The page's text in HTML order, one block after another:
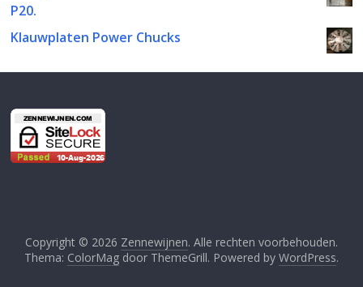
P20.
Klauwplaten Power Chucks
Copyright © 2026 Zennewijnen. Alle rechten voorbehouden.
Thema: ColorMagdoor ThemeGrill. Powered by WordPress.